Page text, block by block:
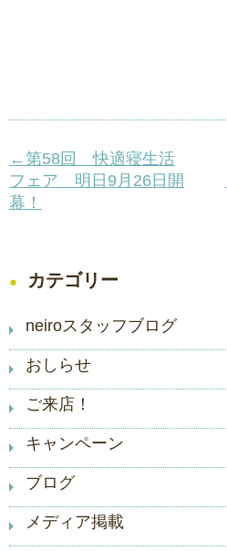
←第58回 快適寝生活
フェア 明日9月26日開
幕！
カテゴリー
neiroスタッフブログ
おしらせ
ご来店！
キャンペーン
ブログ
メディア掲載